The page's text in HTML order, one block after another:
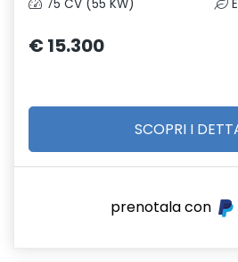
75 CV (55 KW)
€ 15.300
SCOPRI I
prenotala con